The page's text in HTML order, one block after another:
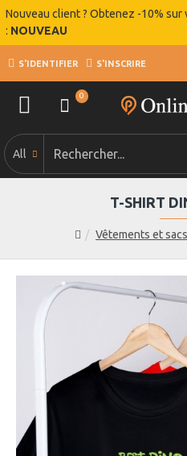
Nouveau client ? Obtenez -10% sur
: NOUVEAU
S'IDENTIFIER S'INSCRIRE
0
All
Vêtements et sacs
T-SHIRT